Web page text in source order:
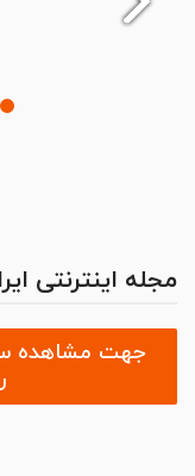
مجله اینترنتی
جهت مشاهده